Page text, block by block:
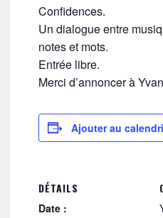
Confidences.
Un dialogue entre
notes et mots.
Entrée libre.
Merci d’annoncer à
Ajouter au
DÉTAILS
Date :